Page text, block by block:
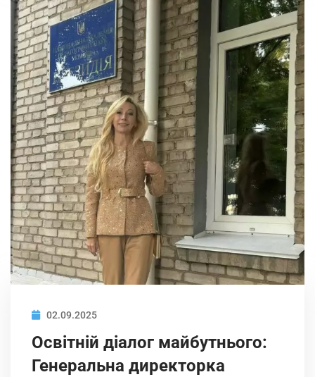
02.09.2025
Освітній діалог майбутнього:
Генеральна директорка